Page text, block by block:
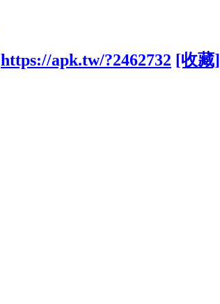
https://apk.tw/?2462732 [收藏]